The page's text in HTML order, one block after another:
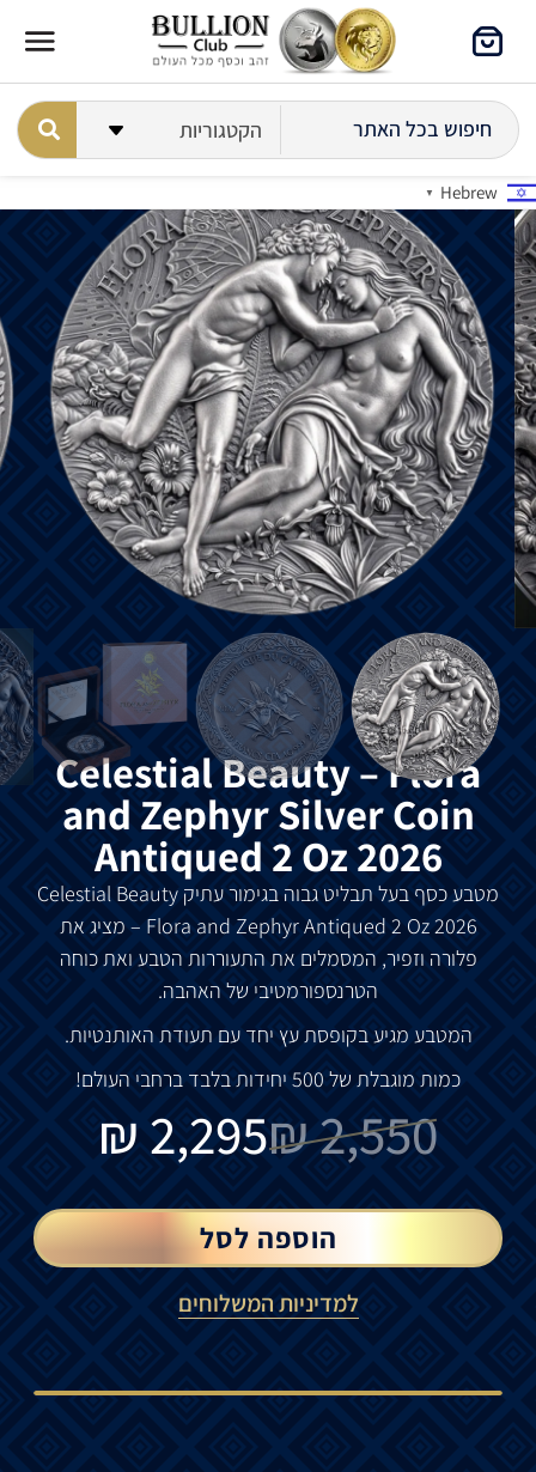
Hebrew
▼
Celestial Beauty – Flora
and Zephyr Silver Coin
Antiqued 2 Oz 2026
מטבע כסף בעל תבליט גבוה בגימור עתיק Celestial Beauty
– Flora and Zephyr
Antiqued 2 Oz 2026 מציג את
פלורה וזפיר, המסמלים את התעוררות הטבע ואת כוחה
הטרנספורמטיבי של האהבה.
המטבע מגיע בקופסת עץ יחד עם תעודת האותנטיות.
כמות מוגבלת של 500 יחידות בלבד ברחבי העולם!
2,550
₪
2,295
₪
הוספה לסל
למדיניות המשלוחים